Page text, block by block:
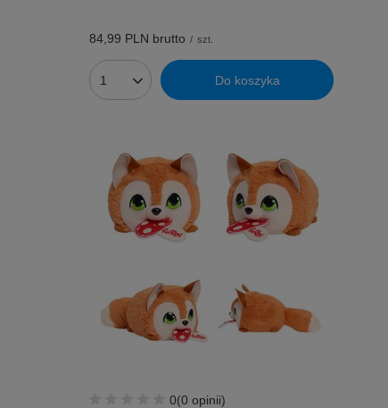
84,99 PLN brutto / szt.
Do koszyka
0(0 opinii)